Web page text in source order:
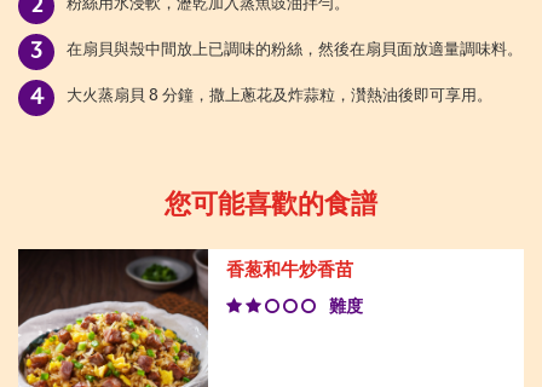
粉絲用水浸軟，瀝乾加入蒸魚豉油拌勻。
在扇貝與殼中間放上已調味的粉絲，然後在扇貝面放適量調味料。
大火蒸扇貝 8 分鐘，撒上蔥花及炸蒜粒，灒熱油後即可享用。
您可能喜歡的食譜
香葱和牛炒香苗
難度